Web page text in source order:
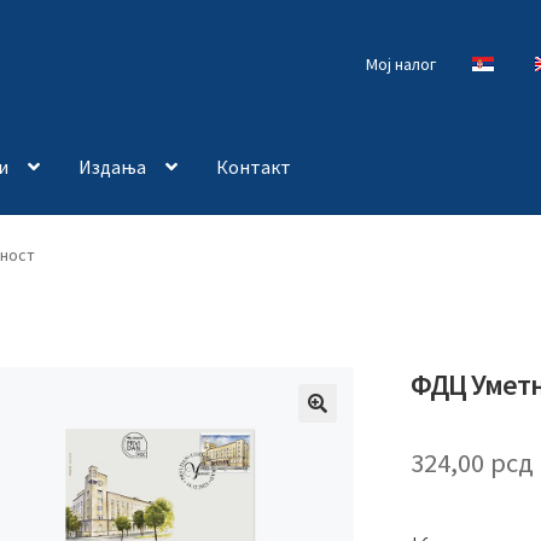
Мој налог
Издања Контакт
ФДЦ
324,00 рсд